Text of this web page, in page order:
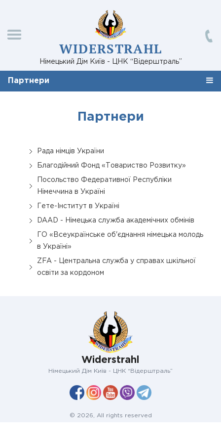
WIDERSTRAHL
Німецький Дім Київ - ЦНК “Відерштраль”
Партнери
Партнери
Рада німців України
Благодійний Фонд «Товариство Розвитку»
Посольство Федеративної Республіки
Німеччина в Україні
Гете-Інститут в Україні
DAAD - Німецька служба академічних обмінів
ГО «Всеукраїнське об'єднання німецька молодь
в Україні»
ZFA - Центральна служба у справах шкільної
освіти за кордоном
Widerstrahl
Німецький Дім Київ - ЦНК “Відерштраль”
© 2026, All rights reserved